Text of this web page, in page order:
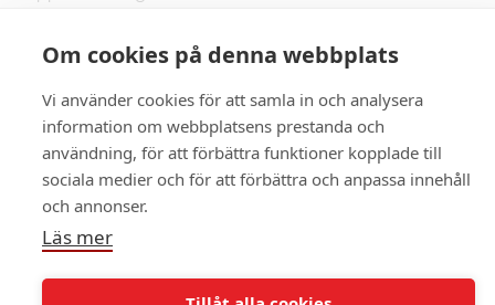
Om cookies på denna webbplats
Vi använder cookies för att samla in och analysera
information om webbplatsens prestanda och
användning, för att förbättra funktioner kopplade till
sociala medier och för att förbättra och anpassa innehåll
och annonser.
Läs mer
018-67 75 00
Copyright © 2026. All rights reserved.
Köpvillkor